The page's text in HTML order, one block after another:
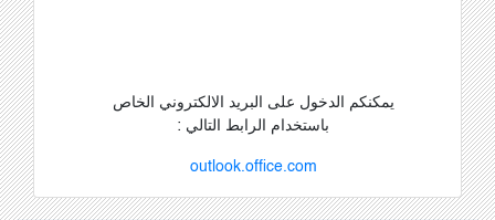
يمكنكم
الدخول على البريد الالكتروني الخاص
باستخدام الرابط التالي :
outlook.office.com